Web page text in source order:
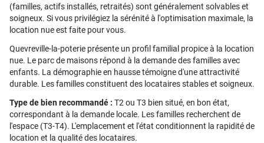
(familles, actifs installés, retraités) sont généralement solvables et
soigneux. Si vous privilégiez la sérénité à l'optimisation maximale, la
location nue est faite pour vous.
Quevreville-la-poterie présente un profil familial propice à la location
nue. Le parc de maisons répond à la demande des familles avec
enfants. La démographie en hausse témoigne d'une attractivité
durable. Les familles constituent des locataires stables et soigneux.
Type de bien recommandé : T2 ou T3 bien situé, en bon état,
correspondant à la demande locale. Les familles recherchent de
l'espace (T3-T4). L'emplacement et l'état conditionnent la rapidité de
location et la qualité des locataires.